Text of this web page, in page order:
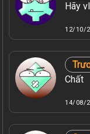
Hãy
12/10/
Chất
14/08/